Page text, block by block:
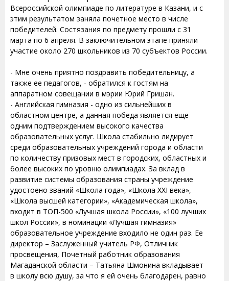
Всероссийской олимпиаде по литературе в Казани, и с
этим результатом заняла почетное место в числе
победителей. Состязания по предмету прошли c 31
марта по 6 апреля. В заключительном этапе приняли
участие около 270 школьников из 70 субъектов России.
- Мне очень приятно поздравить победительницу, а
также ее педагогов, - обратился к гостям на
аппаратном совещании в мэрии Юрий Гришан.
- Английская гимназия - одно из сильнейших в
областном центре, а данная победа является еще
одним подтверждением высокого качества
образовательных услуг. Школа стабильно лидирует
среди образовательных учреждений города и области
по количеству призовых мест в городских, областных и
более высоких по уровню олимпиадах. За вклад в
развитие системы образования страны учреждение
удостоено званий «Школа года», «Школа XXI века»,
«Школа высшей категории», «Академическая школа»,
входит в ТОП-500 «Лучшая школа России», «100 лучших
школ России», в номинации «Лучшая гимназия»
образовательное учреждение входило не один раз. Ее
директор – Заслуженный учитель РФ, Отличник
просвещения, Почетный работник образования
Магаданской области – Татьяна Шмонина вкладывает
в школу всю душу, за что я ей очень благодарен, равно